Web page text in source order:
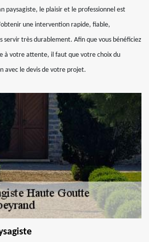
paysagiste, le plaisir et le professionnel est
une intervention rapide, fiable,
servir très durablement. Afin que vous bénéficiez
à votre attente, il faut que votre choix du
avec le devis de votre projet.